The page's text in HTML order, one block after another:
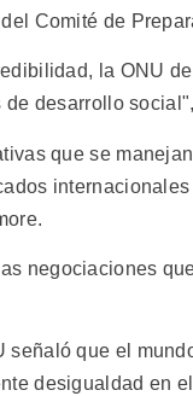
Comité de
la ONU
desarrollo
que se
negociaciones
señaló que el
desigualdad en